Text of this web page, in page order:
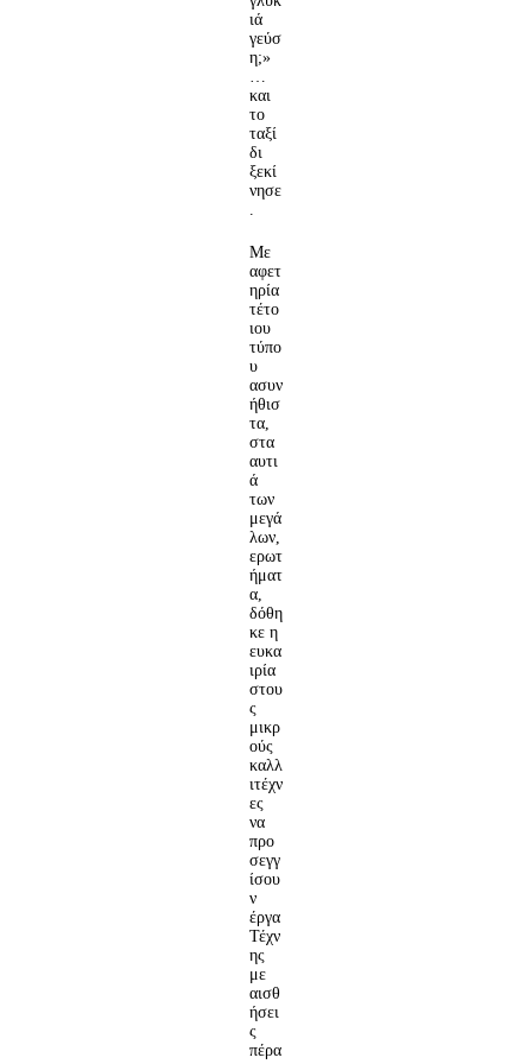
ιά
γεύσ
η;»
…
και
το
ταξί
δι
ξεκί
νησε
.
Με
αφετ
ηρία
τέτο
ιου
τύπο
υ
ασυν
ήθισ
τα,
στα
αυτι
ά
των
μεγά
λων,
ερωτ
ήματ
α,
δόθη
κε η
ευκα
ιρία
στου
ς
μικρ
ούς
καλλ
ιτέχν
ες
να
προ
σεγγ
ίσου
ν
έργα
Τέχν
ης
με
αισθ
ήσει
ς
πέρα